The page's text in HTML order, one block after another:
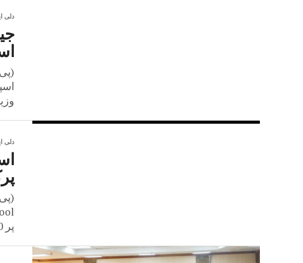
دلی
دلی
پر 30 طلبہ کو نکال دیا۔ رپورٹ کے...